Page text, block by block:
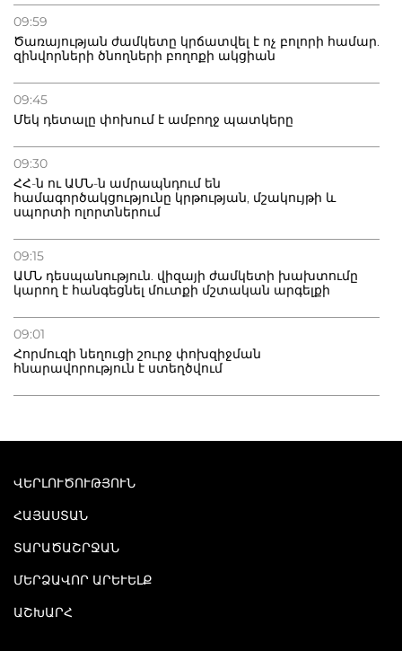
09:59
Ծառայության ժամկետը կրճատվել է ոչ բոլորի համար.
զինվորների ծնողների բողոքի ակցիան
09:45
Մեկ դետալը փոխում է ամբողջ պատկերը
09:30
ՀՀ-ն ու ԱՄՆ-ն ամրապնդում են
համագործակցությունը կրթության, մշակույթի և
սպորտի ոլորտներում
09:15
ԱՄՆ դեսպանություն. վիզայի ժամկետի խախտումը
կարող է հանգեցնել մուտքի մշտական արգելքի
09:01
Հորմուզի նեղուցի շուրջ փոխզիջման
հնարավորություն է ստեղծվում
ՎԵՐԼՈՒԾՈՒԹՅՈՒՆ
ՀԱՅԱՍՏԱՆ
ՏԱՐԱԾԱՇՐՋԱՆ
ՄԵՐՁԱՎՈՐ ԱՐԵՒԵԼՔ
ԱՇԽԱՐՀ